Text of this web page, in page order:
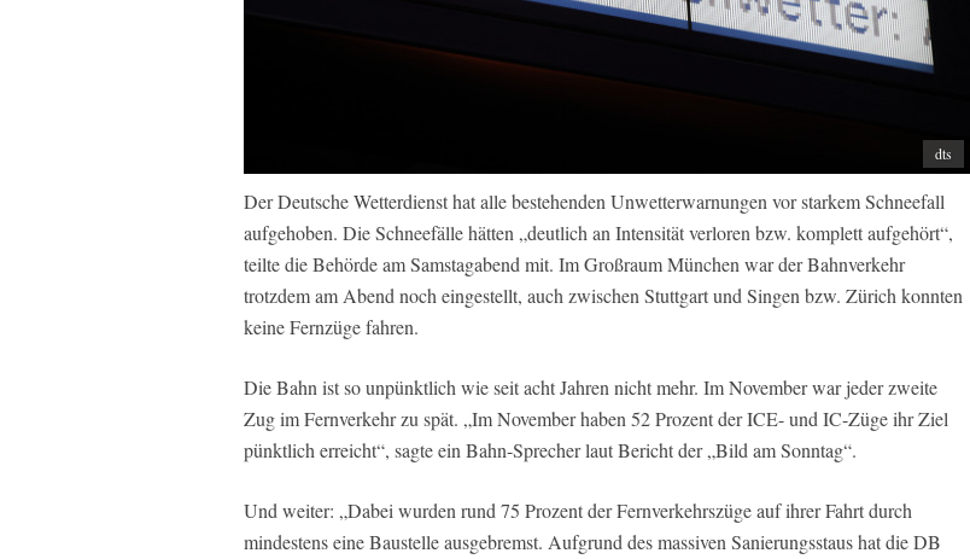
dts
Der Deutsche Wetterdienst hat alle bestehenden Unwetterwarnungen vor starkem Schneefall
aufgehoben. Die Schneefälle hätten „deutlich an Intensität verloren bzw. komplett aufgehört“,
teilte die Behörde am Samstagabend mit. Im Großraum München war der Bahnverkehr
trotzdem am Abend noch eingestellt, auch zwischen Stuttgart und Singen bzw. Zürich konnten
keine Fernzüge fahren.
Die Bahn ist so unpünktlich wie seit acht Jahren nicht mehr. Im November war jeder zweite
Zug im Fernverkehr zu spät. „Im November haben 52 Prozent der ICE- und IC-Züge ihr Ziel
pünktlich erreicht“, sagte ein Bahn-Sprecher laut Bericht der „Bild am Sonntag“.
Und weiter: „Dabei wurden rund 75 Prozent der Fernverkehrszüge auf ihrer Fahrt durch
mindestens eine Baustelle ausgebremst. Aufgrund des massiven Sanierungsstaus hat die DB